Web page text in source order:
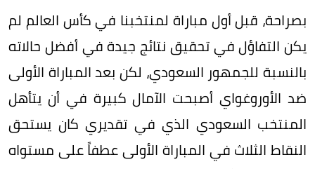
بصراحة، قبل أول مباراة لمنتخبنا في كأس العالم لم
يكن التفاؤل في تحقيق نتائج جيدة في أفضل حالاته
بالنسبة للجمهور السعودي، لكن بعد المباراة الأولى
ضد الأوروغواي أصبحت الآمال كبيرة في أن يتأهل
المنتخب السعودي الذي في تقديري كان يستحق
النقاط الثلاث في المباراة الأولى عطفاً على مستواه